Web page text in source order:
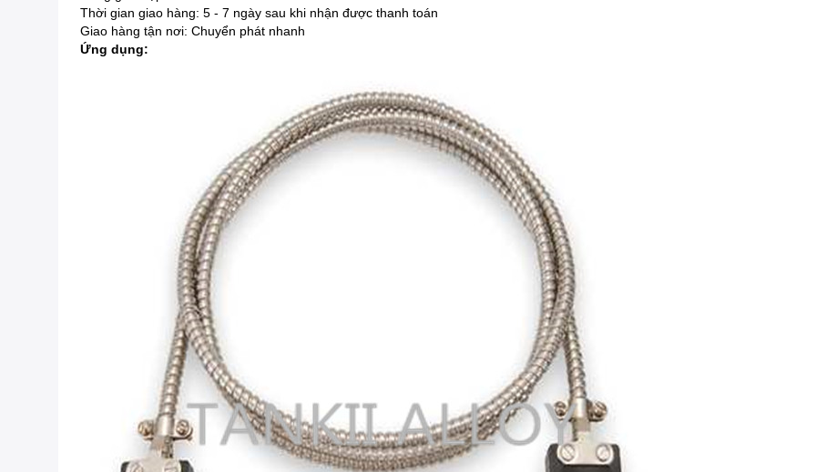
Thời gian giao hàng: 5 - 7 ngày sau khi nhận được thanh toán
Giao hàng tận nơi: Chuyển phát nhanh
Ứng dụng: